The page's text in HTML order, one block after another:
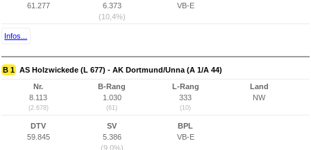
61.277
6.373
(10,4%)
VB-E
Infos...
B 1 AS Holzwickede (L 677) - AK Dortmund/Unna (A 1/A 44)
Nr.
8.113
(2.678)
B-Rang
1.030
(61)
L-Rang
333
(10)
Land
NW
DTV
59.845
SV
5.386
(9,0%)
BPL
VB-E